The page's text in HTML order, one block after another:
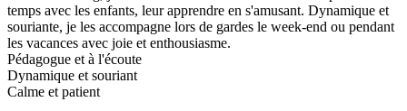
temps avec les enfants, leur apprendre en s'amusant. Dynamique et
souriante, je les accompagne lors de gardes le week-end ou pendant
les vacances avec joie et enthousiasme.
Pédagogue et à l'écoute
Dynamique et souriant
Calme et patient